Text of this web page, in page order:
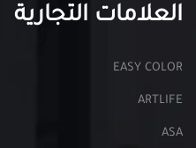
العلامات التجارية
EASY COLOR
ARTLIFE
ASA